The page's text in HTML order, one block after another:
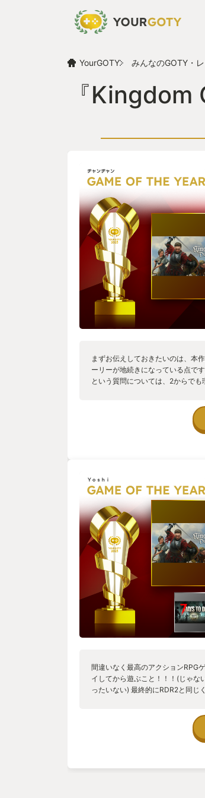
YourGOTY みんなのGOTY・
『
まずお伝えしておきたいのは、本
ーリーが地続きになっている点で
という質問については、2からで
るカタルシスがどうしても薄くな
せんが、ストーリーの完成度も含
ア王国、現在のチェコ共和国にあ
の息子。友人や恋人と穏やかに過
人によって一変し、両親を含む多
ヘンリーは、父から“ある貴族に渡
を胸に貴族社会・騎士社会の中で
ーが当初の目的を果たせぬまま幕
最初は折り合いの悪かったライバ
変わっていく描写が見事で、人間
います。「旅立ち」で締めるラス
中途半端さは感じません。 そして
ーに比べ、今から1と2を連続で楽
せんが、2では“1の時点で盗賊3人
ータ引継ぎなしで自然かつ説得力
は本当に見事で、ぜひ実際にプレ
ンポを切らさない構成力も相まっ
NPCの生活感ある会話、建築物の
いるだけでも時間を奪われるほど
がプレイヤーの行動を“記憶”する
っかり扱われるその厳格さは、こ
た、本作は1・2ともに利便性より
比べると不便さが目立ちます。こ
間違いなく最高のアクションRPG
イしてから遊ぶこと！！！(じゃな
ったいない) 最終的にRDR2と同じ